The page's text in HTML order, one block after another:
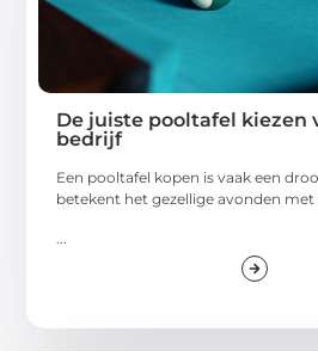
De juiste pooltafel kiezen
bedrijf
Een pooltafel kopen is vaak een
betekent het gezellige avonden met